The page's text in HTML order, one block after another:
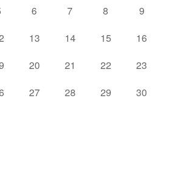
6 7 8
9
13 14 15
16
20 21 22
23
27 28 29
30